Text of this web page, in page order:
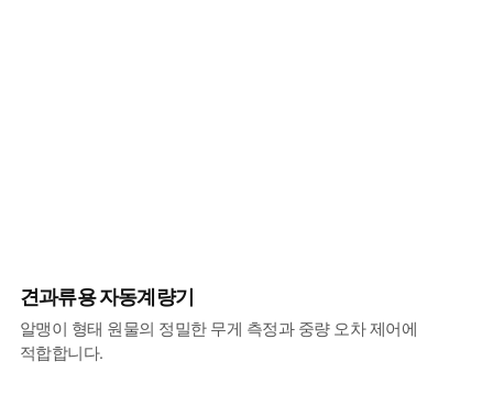
견과류용 자동계량기
알맹이 형태 원물의 정밀한 무게 측정과 중량 오차 제어에
적합합니다.